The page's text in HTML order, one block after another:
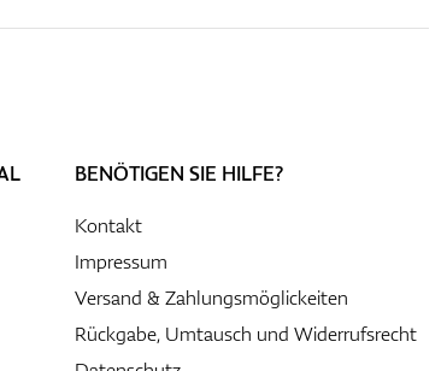
BENÖTIGEN SIE HILFE?
Kontakt
Impressum
Versand & Zahlungsmöglickeiten
Rückgabe, Umtausch und Widerrufsrecht